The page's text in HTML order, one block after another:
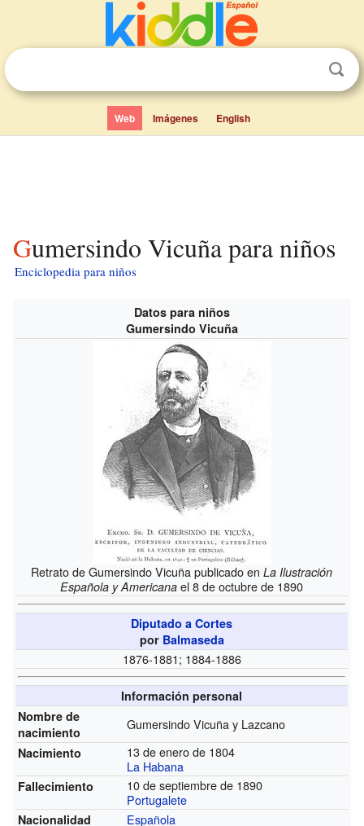
Web Imágenes English
Gumersindo Vicuña para niños
Enciclopedia para niños
Datos para niños
Gumersindo Vicuña
Retrato de Gumersindo Vicuña publicado enLa Ilustración
Española y Americana el 8 de octubre de 1890
Diputado a Cortes
por Balmaseda
1876-1881; 1884-1886
Información personal
Nombre de
nacimiento
Gumersindo Vicuña y Lazcano
Nacimiento
13 de enero de 1804
La Habana
Fallecimiento
10 de septiembre de 1890
Portugalete
Nacionalidad Española